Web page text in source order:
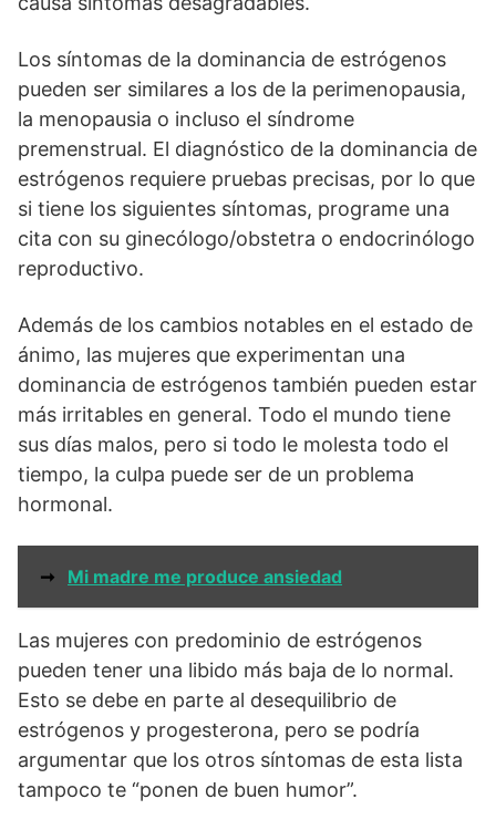
Los síntomas de la dominancia de estrógenos
pueden ser similares a los de la perimenopausia,
la menopausia o incluso el síndrome
premenstrual. El diagnóstico de la dominancia de
estrógenos requiere pruebas precisas, por lo que
si tiene los siguientes síntomas, programe una
cita con su ginecólogo/obstetra o endocrinólogo
reproductivo.
Además de los cambios notables en el estado de
ánimo, las mujeres que experimentan una
dominancia de estrógenos también pueden estar
más irritables en general. Todo el mundo tiene
sus días malos, pero si todo le molesta todo el
tiempo, la culpa puede ser de un problema
hormonal.
➞ Mi madre me produce ansiedad
Las mujeres con predominio de estrógenos
pueden tener una libido más baja de lo normal.
Esto se debe en parte al desequilibrio de
estrógenos y progesterona, pero se podría
argumentar que los otros síntomas de esta lista
tampoco te “ponen de buen humor”.